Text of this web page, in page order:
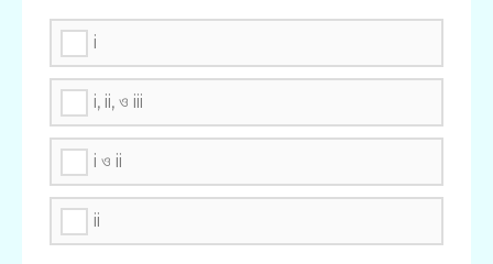
i
i, ii, ও iii
i ও ii
ii